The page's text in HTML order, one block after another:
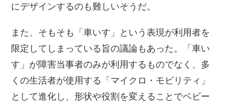
にデザインするのも難しいそうだ。
また、そもそも「車いす」という表現が利用者を
限定してしまっている旨の議論もあった。「車い
す」が障害当事者のみが利用するものでなく、多
くの生活者が使用する「マイクロ・モビリティ」
として進化し、形状や役割を変えることでベビー